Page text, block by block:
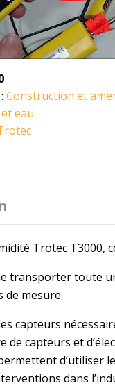
Construction et
eau
Trotec T3000,
transporter toute
de mesure.
capteurs
de capteurs et
d’utiliser
dans